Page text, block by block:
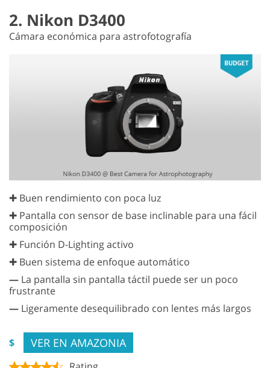
2. Nikon D3400
Cámara económica para astrofotografía
✚ Buen rendimiento con poca luz
✚ Pantalla con sensor de base inclinable para una fácil
composición
✚ Función D-Lighting activo
✚ Buen sistema de enfoque automático
— La pantalla sin pantalla táctil puede ser un poco
frustrante
— Ligeramente desequilibrado con lentes más largos
$ VER EN AMAZONIA